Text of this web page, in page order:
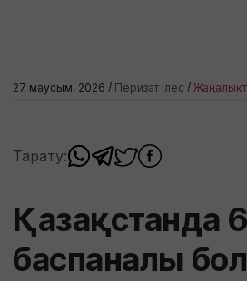
27 маусым, 2026 / Перизат Ілес /
Тарату:
Қазақстанда
баспаналы